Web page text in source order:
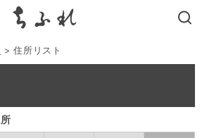
> 住所リスト